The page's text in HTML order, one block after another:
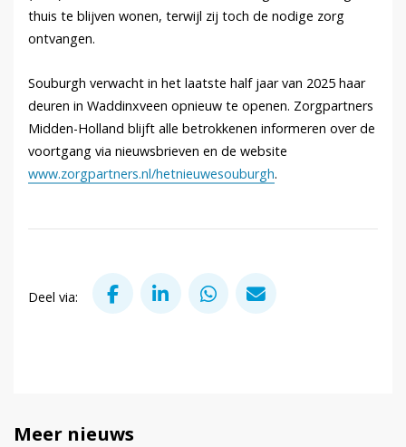
thuis te blijven wonen, terwijl zij toch de nodige zorg
ontvangen.
Souburgh verwacht in het laatste half jaar van 2025 haar
deuren in Waddinxveen opnieuw te openen. Zorgpartners
Midden-Holland blijft alle betrokkenen informeren over de
voortgang via nieuwsbrieven en de website
www.zorgpartners.nl/hetnieuwesouburgh.
Deel via:
Deel via Facebook
Deel via LinkedInDeel via WhatsApp
Meer nieuws